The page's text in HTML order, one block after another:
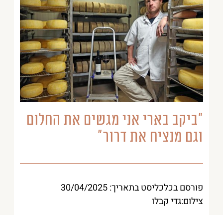
״ביקב בארי אני מגשים את החלום
וגם מנציח את דרור״
פורסם בכלכליסט בתאריך: 30/04/2025
צילום:גדי קבלו